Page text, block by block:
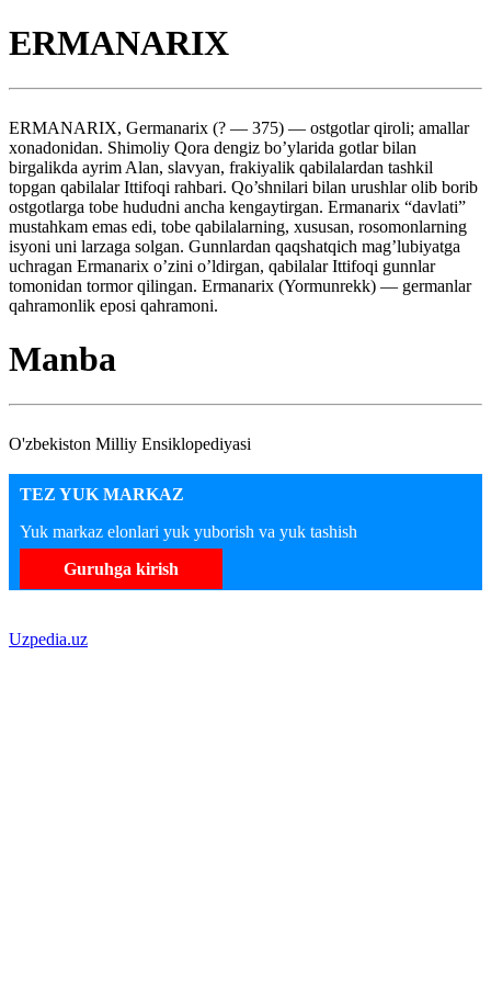
ERMANARIX
ERMANARIX, Germanarix (? — 375) — ostgotlar qiroli; amallar
xonadonidan. Shimoliy Qora dengiz bo’ylarida gotlar bilan
birgalikda ayrim Alan, slavyan, frakiyalik qabilalardan tashkil
topgan qabilalar Ittifoqi rahbari. Qo’shnilari bilan urushlar olib borib
ostgotlarga tobe hududni ancha kengaytirgan. Ermanarix “davlati”
mustahkam emas edi, tobe qabilalarning, xususan, rosomonlarning
isyoni uni larzaga solgan. Gunnlardan qaqshatqich mag’lubiyatga
uchragan Ermanarix o’zini o’ldirgan, qabilalar Ittifoqi gunnlar
tomonidan tormor qilingan. Ermanarix (Yormunrekk) — germanlar
qahramonlik eposi qahramoni.
Manba
O'zbekiston Milliy Ensiklopediyasi
TEZ YUK MARKAZ
Yuk markaz elonlari yuk yuborish va yuk tashish
Guruhga kirish
Uzpedia.uz